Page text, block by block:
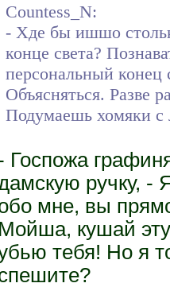
Countess_N:
- Хде бы ишшо
конце света?
персональный конец
Объясняться. Разве
Подумаешь хомяки с
Госпожа
дамскую ручку, -
мне, вы
Мойша, кушай
тебя! Но я